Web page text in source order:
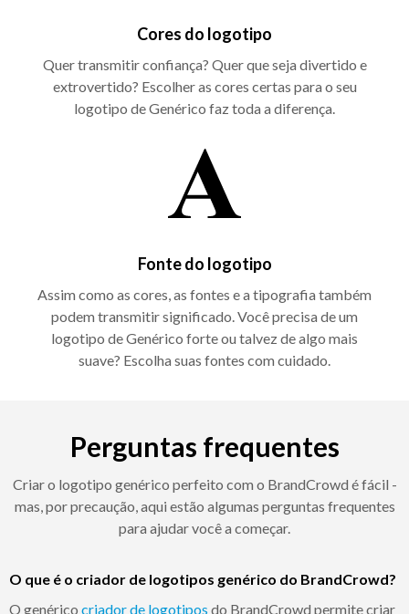
Cores do logotipo
Quer transmitir confiança? Quer que seja divertido e
extrovertido? Escolher as cores certas para o seu
logotipo de Genérico faz toda a diferença.
Fonte do logotipo
Assim como as cores, as fontes e a tipografia também
podem transmitir significado. Você precisa de um
logotipo de Genérico forte ou talvez de algo mais
suave? Escolha suas fontes com cuidado.
Perguntas frequentes
Criar o logotipo genérico perfeito com o BrandCrowd é fácil -
mas, por precaução, aqui estão algumas perguntas frequentes
para ajudar você a começar.
O que é o criador de logotipos genérico do BrandCrowd?
O genérico criador de logotipos do BrandCrowd permite criar